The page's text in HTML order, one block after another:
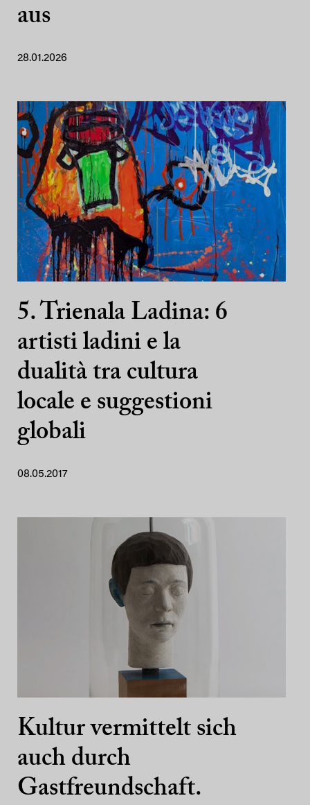
aus
28.01.2026
5. Trienala Ladina: 6
artisti ladini e la
dualità tra cultura
locale e suggestioni
globali
08.05.2017
Kultur vermittelt sich
auch durch
Gastfreundschaft.